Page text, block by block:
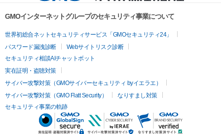
GMOインターネットグループのセキュリティ事業について
世界初総合ネットセキュリティサービス「GMOセキュリティ24」
パスワード漏洩診断
Webサイトリスク診断
セキュリティ相談AIチャットボット
実在証明・盗聴対策
サイバー攻撃対策（GMOサイバーセキュリティ byイエラエ）
サイバー攻撃対策（GMO Flatt Security）
なりすまし対策
セキュリティ事業の軌跡